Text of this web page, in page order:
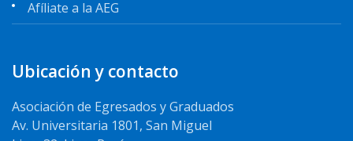
Afíliate a la AEG
Ubicación y contacto
Asociación de Egresados y Graduados
Av. Universitaria 1801, San Miguel